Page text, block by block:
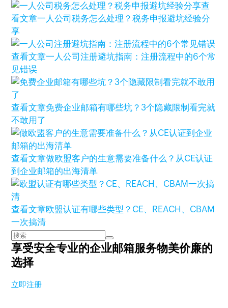
查
看文章一人公司税务怎么处理？税务申报避坑经验分
享
查看文章一人公司注册避坑指南：注册流程中的6个常
见错误
查看文章免费企业邮箱有哪些坑？3个隐藏限制看完就
不敢用了
查看文章做欧盟客户的生意需要准备什么？从CE认证
到企业邮箱的出海清单
查看文章欧盟认证有哪些类型？CE、REACH、CBAM
一次搞清
享受安全专业的企业邮箱服务物美价廉的
选择
立即注册